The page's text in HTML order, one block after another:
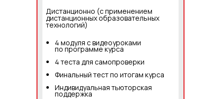
4 модуля с видеоуроками
по программе курса
4 теста для самопроверки
Финальный тест по итогам курса
Индивидуальная тьюторская
поддержка
Дистанционно (с применением
дистанционных образовательных
технологий)